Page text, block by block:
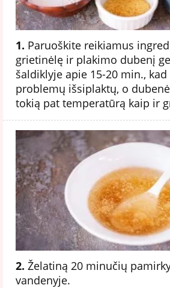
1. Paruoškite reikiamus
grietinėlę ir plakimo dubenį
šaldiklyje apie 15-20 min.,
problemų išsiplaktų, o
tokią pat temperatūrą kaip ir
2. Želatiną 20 minučių
vandenyje.